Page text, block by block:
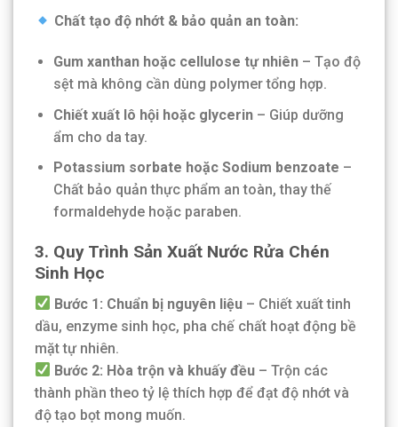
Chất tạo độ nhớt & bảo quản an toàn:
Gum xanthan hoặc cellulose tự nhiên– Tạo độ
sệt mà không cần dùng polymer tổng hợp.
Chiết xuất lô hội hoặc glycerin– Giúp dưỡng
ẩm cho da tay.
Potassium sorbate hoặc Sodium benzoate –
Chất bảo quản thực phẩm an toàn, thay thế
formaldehyde hoặc paraben.
3. Quy Trình Sản Xuất Nước Rửa Chén
Sinh Học
Bước 1: Chuẩn bị nguyên liệu – Chiết xuất tinh
dầu, enzyme sinh học, pha chế chất hoạt động bề
mặt tự nhiên.
Bước 2: Hòa trộn và khuấy đều – Trộn các
thành phần theo tỷ lệ thích hợp để đạt độ nhớt và
độ tạo bọt mong muốn.